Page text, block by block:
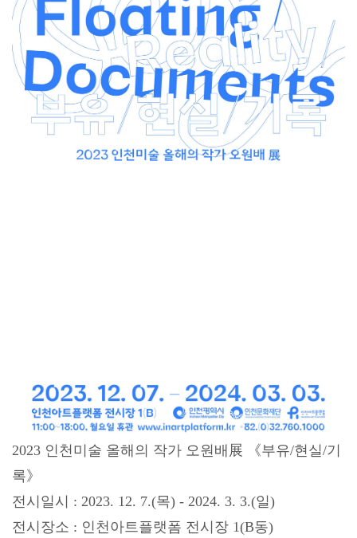
2023 인천미술 올해의 작가 오원배展 《부유/현실/기
록》
전시일시 : 2023. 12. 7.(목) - 2024. 3. 3.(일)
전시장소 : 인천아트플랫폼 전시장 1(B동)